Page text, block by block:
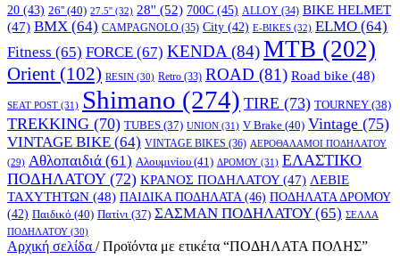
20 (43) 26'' (40) 27.5'' (32) 28'' (52) 700C (45) ALLOY (34) BIKE HELMET
(47) BMX (64) CAMPAGNOLO (35) City (42) E-BIKES (32) ELMO (64)
Fitness (65) FORCE (67) KENDA (84)MTB (202)
Orient (102) RESIN (30) Retro (33) ROAD (81) Road bike (48)
SEAT POST (31) Shimano (274) TIRE (73) TOURNEY (38)
TREKKING (70) TUBES (37) UNION (31) V Brake (40) Vintage (75)
VINTAGE BIKE (64) VINTAGE BIKES (36) ΑΕΡΟΘΑΛΑΜΟΙ ΠΟΔΗΛΑΤΟΥ
(29) Αθλοπαιδιά (61) Αλουμινίου (41) ΔΡΟΜΟΥ (31) ΕΛΑΣΤΙΚΟ
ΠΟΔΗΛΑΤΟΥ(72) ΚΡΑΝΟΣ ΠΟΔΗΛΑΤΟΥ(47) ΛΕΒΙΕ
ΤΑΧΥΤΗΤΩΝ (48) ΠΑΙΔΙΚΑ ΠΟΔΗΛΑΤΑ (46) ΠΟΔΗΛΑΤΑ ΔΡΟΜΟΥ
(42) Παιδικό (40) Πατίνι (37) ΣΑΣΜΑΝ ΠΟΔΗΛΑΤΟΥ(65) ΣΕΛΛΑ
ΠΟΔΗΛΑΤΟΥ (30)
Αρχική σελίδα / Προϊόντα με ετικέτα “ΠΟΔΗΛΑΤΑ ΠΟΛΗΣ”